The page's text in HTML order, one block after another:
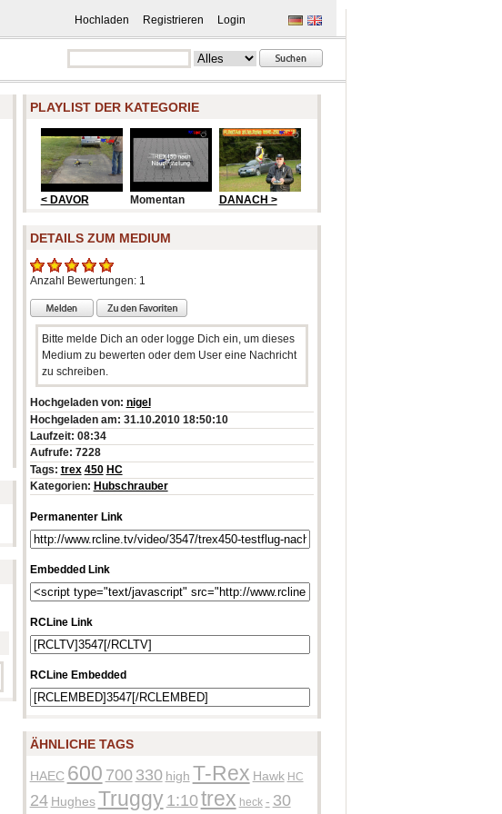
Hochladen Registrieren Login
PLAYLIST DER KATEGORIE
< DAVOR Momentan DANACH >
DETAILS ZUM MEDIUM
Anzahl Bewertungen: 1
Bitte melde Dich an oder logge Dich ein, um dieses
Medium zu bewerten oder dem User eine Nachricht
zu schreiben.
Hochgeladen von: nigel
Hochgeladen am: 31.10.2010 18:50:10
Laufzeit: 08:34
Aufrufe: 7228
Tags: trex 450 HC
Kategorien: Hubschrauber
Permanenter Link
Embedded Link
RCLine Link
RCLine Embedded
ÄHNLICHE TAGS
HAEC 600 700 330 high T-Rex Hawk HC
24 Hughes Truggy 1:10trex heck - 30